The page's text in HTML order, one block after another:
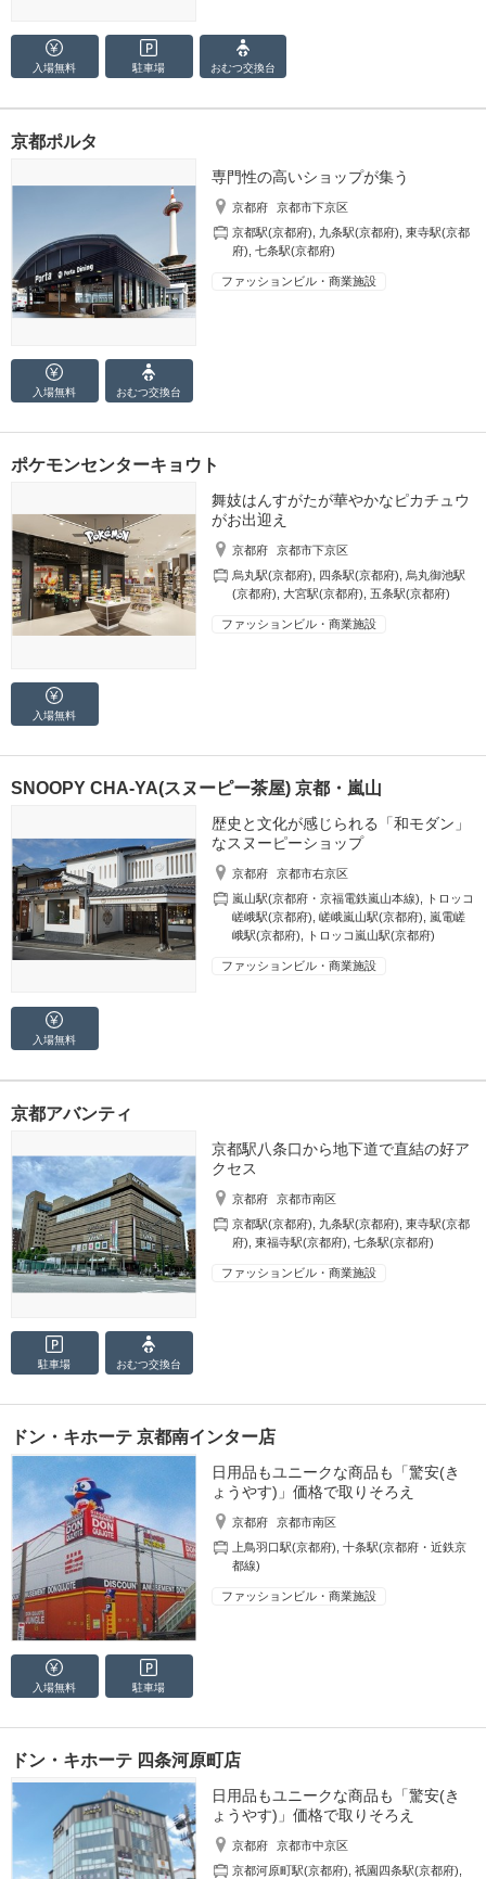
入場無料 駐車場 おむつ交換台
京都ポルタ
専門性の高いショップが集う
京都府
京都市下京区
京都駅(京都府)
九条駅(京都府) ,東寺駅(京都
府) ,七条駅(京都府)
ファッションビル・商業施設
入場無料 おむつ交換台
ポケモンセンターキョウト
舞妓はんすがたが華やかなピカチュウ
がお出迎え
京都府
京都市下京区
烏丸駅(京都府)
四条駅(京都府)
烏丸御池駅
(京都府) ,大宮駅(京都府) ,五条駅(京都府)
ファッションビル・商業施設
入場無料
SNOOPY CHA-YA(スヌーピー茶屋) 京都・嵐山
歴史と文化が感じられる「和モダン」
なスヌーピーショップ
京都府
京都市右京区
嵐山駅(京都府・京福電鉄嵐山本線)
トロッコ
嵯峨駅(京都府) ,嵯峨嵐山駅(京都府)
嵐電嵯
峨駅(京都府)
トロッコ嵐山駅(京都府)
ファッションビル・商業施設
入場無料
京都アバンティ
京都駅八条口から地下道で直結の好ア
クセス
京都府
京都市南区
京都駅(京都府)
九条駅(京都府) ,東寺駅(京都
府) ,東福寺駅(京都府) ,七条駅(京都府)
ファッションビル・商業施設
駐車場 おむつ交換台
ドン・キホーテ 京都南インター店
日用品もユニークな商品も「驚安(き
ょうやす)」価格で取りそろえ
京都府
京都市南区
上鳥羽口駅(京都府) ,十条駅(京都府・近鉄京
都線)
ファッションビル・商業施設
入場無料 駐車場
ドン・キホーテ 四条河原町店
日用品もユニークな商品も「驚安(き
ょうやす)」価格で取りそろえ
京都府
京都市中京区
京都河原町駅(京都府) ,祇園四条駅(京都府)